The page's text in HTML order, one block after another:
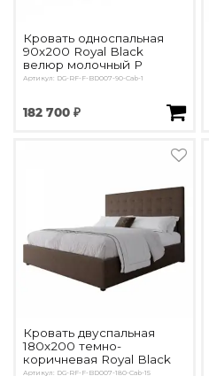
Кровать односпальная
90х200 Royal Black
велюр молочный Р
Артикул: DG-RF-F-BD007-90-Cab-1
182 700 ₽
Кровать двуспальная
180х200 темно-
коричневая Royal Black
Артикул: DG-RF-F-BD007-180-Cab-15